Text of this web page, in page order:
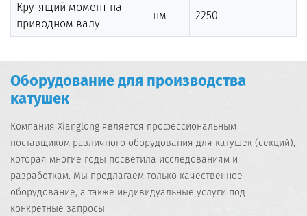
Крутящий момент на
приводном валу
нм 2250
Оборудование для производства
катушек
Компания Xianglong является профессиональным
поставщиком различного оборудования для катушек (секций),
которая многие годы посветила исследованиям и
разработкам. Мы предлагаем только качественное
оборудование, а также индивидуальные услуги под
конкретные запросы.